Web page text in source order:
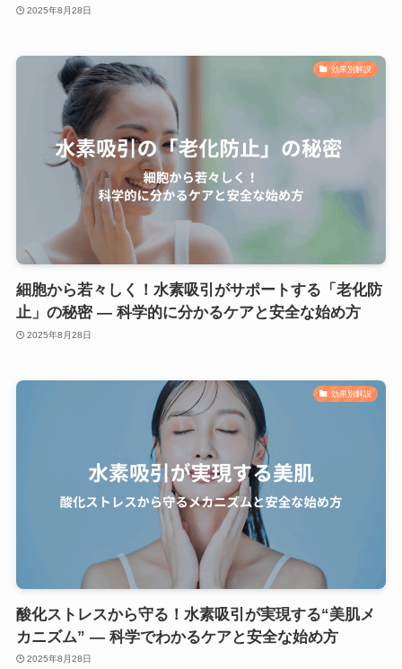
2025年8月28日
効果別解説
細胞から若々しく！水素吸引がサポートする「老化防
止」の秘密 — 科学的に分かるケアと安全な始め方
2025年8月28日
効果別解説
酸化ストレスから守る！水素吸引が実現する“美肌メ
カニズム” — 科学でわかるケアと安全な始め方
2025年8月28日